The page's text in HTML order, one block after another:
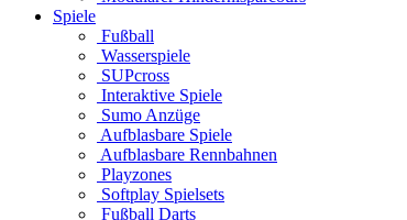
Spiele
Fußball
Wasserspiele
SUPcross
Interaktive Spiele
Sumo Anzüge
Aufblasbare Spiele
Aufblasbare Rennbahnen
Playzones
Softplay Spielsets
Fußball Darts